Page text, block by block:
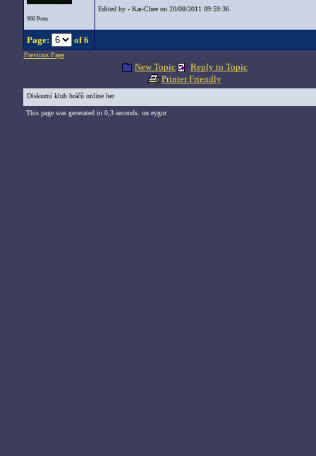
960 Posts
Edited by - Kar-Chee on 20/08/2011 09:59:36
Page: of 6
Previous Page
New Topic
Reply to Topic
Printer Friendly
Diskuzní klub hráčů online her
This page was generated in 0,3 seconds. on eygor